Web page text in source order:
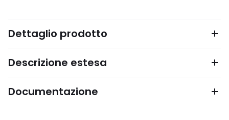
Dettaglio prodotto
Descrizione estesa
Documentazione